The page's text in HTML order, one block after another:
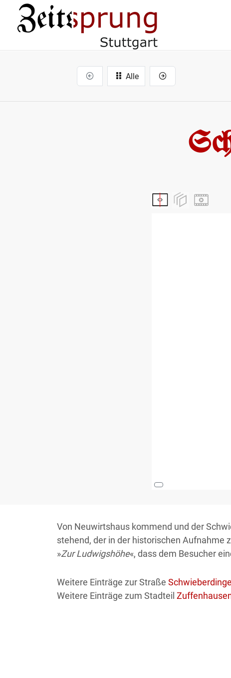
Alle
Von Neuwirtshaus kommend und der
stehend, der in der historischen Aufnahme
»Zur Ludwigshöhe«, dass dem Besucher
Weitere Einträge zur Straße
Weitere Einträge zum Stadteil